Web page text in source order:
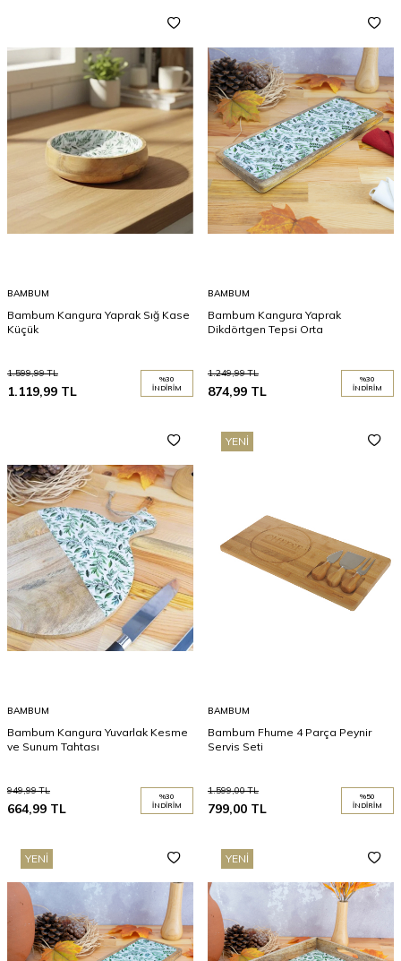
BAMBUM
Bambum Kangura Yaprak Sığ Kase
Küçük
1.599,99TL
1.119,99 TL
%30
İNDIRIM
BAMBUM
Bambum Kangura Yaprak
Dikdörtgen Tepsi Orta
1.249,99TL
874,99 TL
%30
İNDIRIM
BAMBUM
Bambum Kangura Yuvarlak Kesme
ve Sunum Tahtası
949,99TL
664,99 TL
%30
İNDIRIM
YENI
BAMBUM
Bambum Fhume 4 Parça Peynir
Servis Seti
1.599,00TL
799,00 TL
%50
İNDIRIM
YENI YENI